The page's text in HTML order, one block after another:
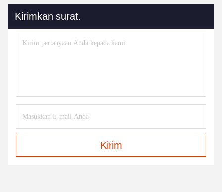
Kirimkan surat.
Kirim